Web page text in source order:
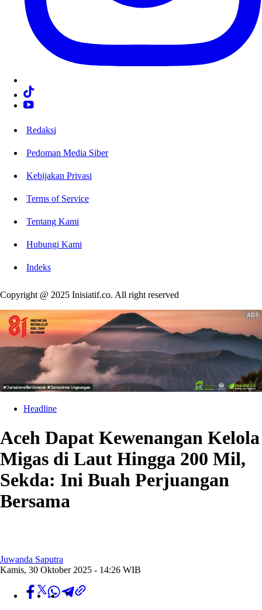
Redaksi
Pedoman Media Siber
Kebijakan Privasi
Terms of Service
Tentang Kami
Hubungi Kami
Indeks
Copyright @ 2025 Inisiatif.co. All right reserved
Headline
Aceh Dapat Kewenangan Kelola
Migas di Laut Hingga 200 Mil,
Sekda: Ini Buah Perjuangan
Bersama
Juwanda Saputra
Kamis, 30 Oktober 2025 - 14:26 WIB